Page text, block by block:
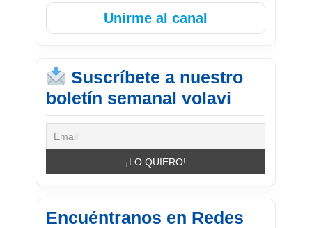
Unirme al canal
Suscríbete a nuestro
boletín semanal volavi
Encuéntranos en Redes